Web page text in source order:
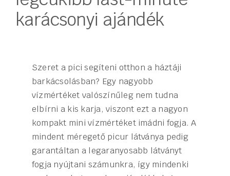
karácsonyi ajándék
Szeret a pici segíteni otthon a háztáji
barkácsolásban? Egy nagyobb
vízmértéket valószínűleg nem tudna
elbírni a kis karja, viszont ezt a nagyon
kompakt mini vízmértéket imádni fogja. A
mindent méregető picur látványa pedig
garantáltan a legaranyosabb látványt
fogja nyújtani számunkra, így mindenki